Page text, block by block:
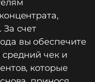
За счет
вы обеспечите
чек и
которые